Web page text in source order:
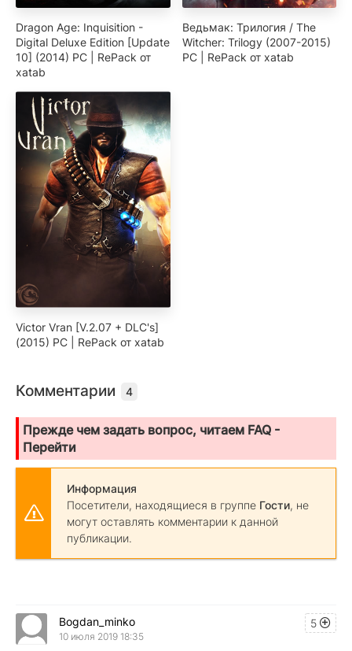
Dragon Age: Inquisition -
Digital Deluxe Edition [Update
10] (2014) PC | RePack от
xatab
Ведьмак: Трилогия / The
Witcher: Trilogy (2007-2015)
PC | RePack от xatab
Victor Vran [V.2.07 + DLC's]
(2015) PC | RePack от xatab
Комментарии 4
Прежде чем задать вопрос, читаем FAQ -
Перейти
Информация
Посетители, находящиеся в группе Гости, не
могут оставлять комментарии к данной
публикации.
5
Bogdan_minko
10 июля 2019 18:35